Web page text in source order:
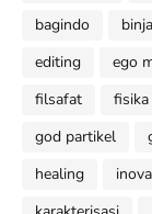
bagindo
editing
ego
filsafat
god partikel
healing